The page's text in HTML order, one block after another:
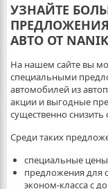
УЗНАЙТЕ
АВТО ОТ
На нашем сайте вы
специальными
автомобилей из
акции и выгодные
существенно снизить
Среди таких
специальные
предложения для
эконом-класса с